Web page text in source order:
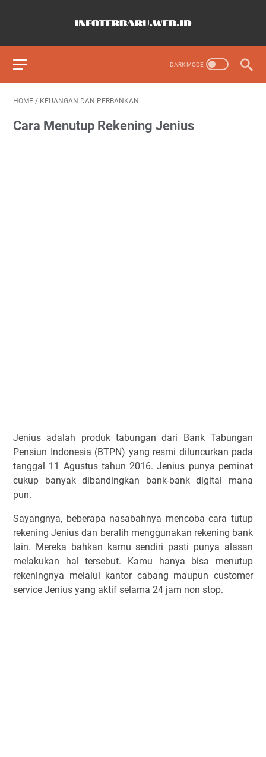
HOME / KEUANGAN DAN PERBANKAN
Cara Menutup Rekening Jenius
Jenius adalah produk tabungan dari Bank Tabungan
Pensiun Indonesia (BTPN) yang resmi diluncurkan pada
tanggal 11 Agustus tahun 2016. Jenius punya peminat
cukup banyak dibandingkan bank-bank digital mana
pun.
Sayangnya, beberapa nasabahnya mencoba cara tutup
rekening Jenius dan beralih menggunakan rekening bank
lain. Mereka bahkan kamu sendiri pasti punya alasan
melakukan hal tersebut. Kamu hanya bisa menutup
rekeningnya melalui kantor cabang maupun customer
service Jenius yang aktif selama 24 jam non stop.